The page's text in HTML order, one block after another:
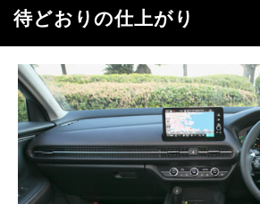
待どおりの仕上がり